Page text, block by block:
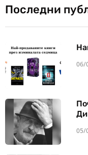
Последни
06/
05/